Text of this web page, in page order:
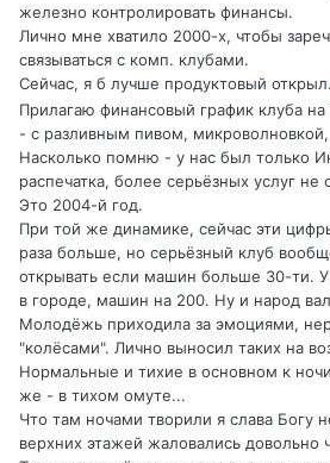
железно контролировать финансы.
Лично мне хватило 2000-х, чтобы
связываться с комп. клубами.
Сейчас, я б лучше продуктовый открыл.
Прилагаю финансовый график клуба
- с разливным пивом, микроволновкой,
Насколько помню - у нас был только
распечатка, более серьёзных услуг не
Это 2004-й год.
При той же динамике, сейчас эти
раза больше, но серьёзный клуб
открывать если машин больше 30-ти.
в городе, машин на 200. Ну и народ
Молодёжь приходила за эмоциями,
"колёсами". Лично выносил таких на
Нормальные и тихие в основном к
же - в тихом омуте...
Что там ночами творили я слава Богу
верхних этажей жаловались довольно